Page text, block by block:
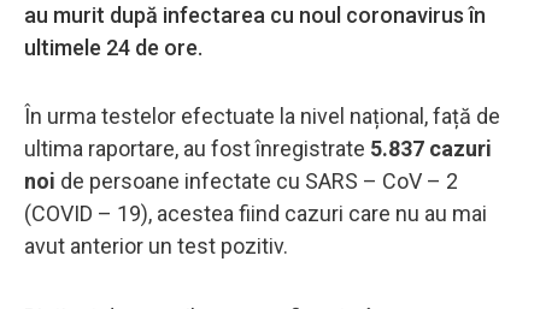
au murit după infectarea cu noul coronavirus în
ultimele 24 de ore.
În urma testelor efectuate la nivel național, față de
ultima raportare, au fost înregistrate 5.837 cazuri
noi de persoane infectate cu SARS – CoV – 2
(COVID – 19), acestea fiind cazuri care nu au mai
avut anterior un test pozitiv.